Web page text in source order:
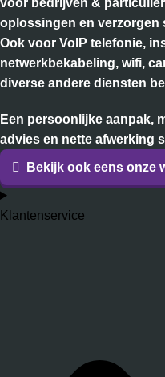
voor bedrijven &
oplossingen en verzorgen
Ook voor VoIP telefonie,
netwerkbekabeling, wifi,
diverse andere diensten
Een persoonlijke aanpak,
advies en nette afwerking
Bekijk ook eens onze
Klantenservice